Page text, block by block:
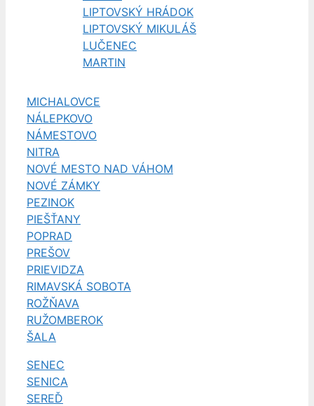
LIPTOVSKÝ HRÁDOK
LIPTOVSKÝ MIKULÁŠ
LUČENEC
MARTIN
MICHALOVCE
NÁLEPKOVO
NÁMESTOVO
NITRA
NOVÉ MESTO NAD VÁHOM
NOVÉ ZÁMKY
PEZINOK
PIEŠŤANY
POPRAD
PREŠOV
PRIEVIDZA
RIMAVSKÁ SOBOTA
ROŽŇAVA
RUŽOMBEROK
ŠALA
SENEC
SENICA
SEREĎ